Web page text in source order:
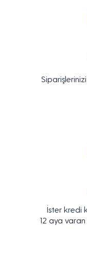
İster kredi
12 aya